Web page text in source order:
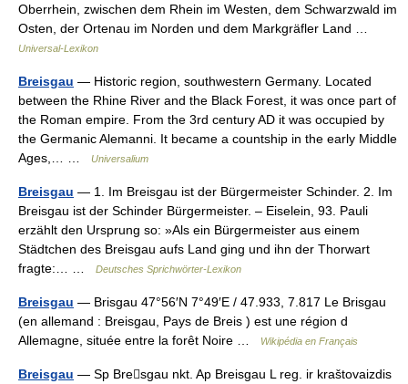
Oberrhein, zwischen dem Rhein im Westen, dem Schwarzwald im
Osten, der Ortenau im Norden und dem Markgräfler Land …
Universal-Lexikon
Breisgau — Historic region, southwestern Germany. Located
between the Rhine River and the Black Forest, it was once part of
the Roman empire. From the 3rd century AD it was occupied by
the Germanic Alemanni. It became a countship in the early Middle
Ages,… …
Universalium
Breisgau — 1. Im Breisgau ist der Bürgermeister Schinder. 2. Im
Breisgau ist der Schinder Bürgermeister. – Eiselein, 93. Pauli
erzählt den Ursprung so: »Als ein Bürgermeister aus einem
Städtchen des Breisgau aufs Land ging und ihn der Thorwart
fragte:… …
Deutsches Sprichwörter-Lexikon
Breisgau — Brisgau 47°56′N 7°49′E / 47.933, 7.817 Le Brisgau
(en allemand : Breisgau, Pays de Breis ) est une région d
Allemagne, située entre la forêt Noire …
Wikipédia en Français
Breisgau — Sp Bresgau nkt. Ap Breisgau L reg. ir kraštovaizdis